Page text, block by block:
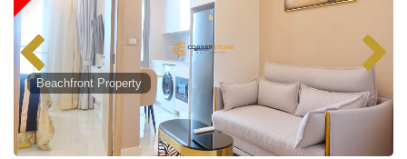
Beachfront Property